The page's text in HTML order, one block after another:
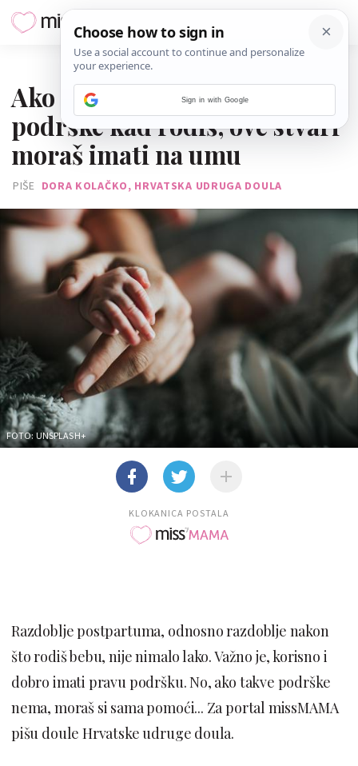
Ako nećeš imati dovoljno
podrške kad rodiš, ove stvari
moraš imati na umu
PIŠE DORA KOLAČKO, HRVATSKA UDRUGA DOULA
FOTO: UNSPLASH+
KLOKANICA POSTALA
Razdoblje postpartuma, odnosno razdoblje nakon
što rodiš bebu, nije nimalo lako. Važno je, korisno i
dobro imati pravu podršku. No, ako takve podrške
nema, moraš si sama pomoći... Za portal missMAMA
pišu doule Hrvatske udruge doula.
Sign in with Google